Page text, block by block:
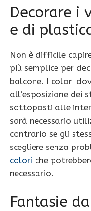
Decorare i
e di
Non è difficile
più semplice per
balcone. I colori
all’esposizione dei
sottoposti alle
sarà necessario
contrario se gli
scegliere senza
colori che
necessario.
Fantasie